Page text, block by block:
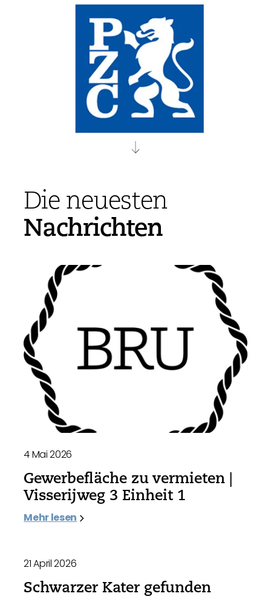
Die neuesten
Nachrichten
4 Mai 2026
Gewerbefläche zu vermieten |
Visserijweg 3 Einheit 1
Mehr lesen
21 April 2026
Schwarzer Kater gefunden